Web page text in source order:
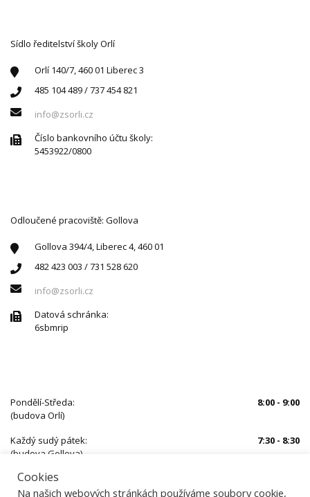
Sídlo ředitelství školy Orlí
Orlí 140/7, 460 01 Liberec 3
485 104 489 / 737 454 821
info@zsorli.cz
Číslo bankovního účtu školy:
5453922/0800
Odloučené pracoviště: Gollova
Gollova 394/4, Liberec 4, 460 01
482 423 003 / 731 528 620
info@zsorli.cz
Datová schránka:
6sbmrip
Pondělí-Středa:
8:00 - 9:00
(budova Orlí)
Každý sudý pátek:
7:30 - 8:30
(budova Gollova)
Mimo uvedený čas je nutné se předem objednat
Cookies
Na našich webových stránkách používáme soubory cookie,